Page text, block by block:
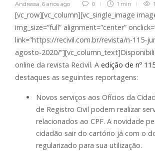
Andressa, 6 anos ago 0 1 min
[vc_row][vc_column][vc_single_image
img_size=”full” alignment=”center”
link=”https://recivil.com.br/revista/n-115-
agosto-2020/
online da revista Recivil. A edição de nº
destaques as seguintes reportagens:
Novos serviços aos Ofícios da
de Registro Civil podem realizar
relacionados ao CPF. A novidade
cidadão sair do cartório já com o
regularizado para sua utilização.